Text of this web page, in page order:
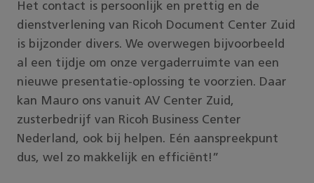
Het contact is persoonlijk en prettig en de
dienstverlening van Ricoh Document Center Zuid
is bijzonder divers. We overwegen bijvoorbeeld
al een tijdje om onze vergaderruimte van een
nieuwe presentatie-oplossing te voorzien. Daar
kan Mauro ons vanuit AV Center Zuid,
zusterbedrijf van Ricoh Business Center
Nederland, ook bij helpen. Eén aanspreekpunt
dus, wel zo makkelijk en efficiënt!”